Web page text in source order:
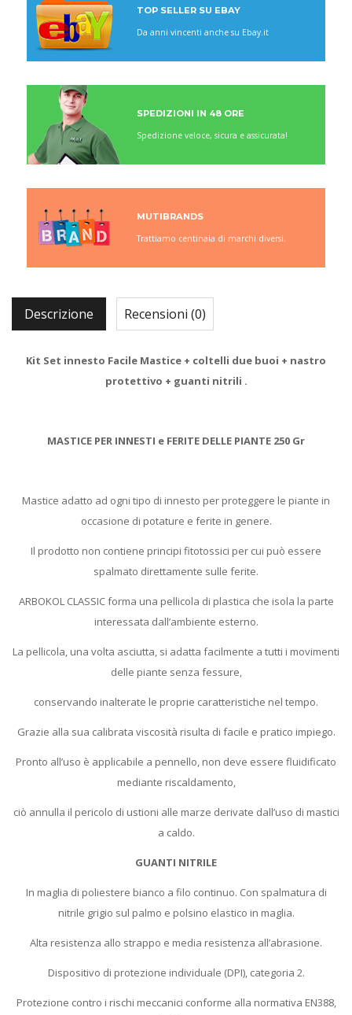
TOP SELLER SU EBAY
Da anni vincenti anche su Ebay.it
SPEDIZIONI IN 48 ORE
Spedizione veloce, sicura e assicurata!
MUTIBRANDS
Trattiamo centinaia di marchi diversi.
Descrizione Recensioni (0)
Kit Set innesto Facile Mastice + coltelli due buoi + nastro
protettivo + guanti nitrili .
MASTICE PER INNESTI e FERITE DELLE PIANTE 250 Gr
Mastice adatto ad ogni tipo di innesto per proteggere le piante in
occasione di potature e ferite in genere.
Il prodotto non contiene principi fitotossici per cui può essere
spalmato direttamente sulle ferite.
ARBOKOL CLASSIC forma una pellicola di plastica che isola la parte
interessata dall’ambiente esterno.
La pellicola, una volta asciutta, si adatta facilmente a tutti i movimenti
delle piante senza fessure,
conservando inalterate le proprie caratteristiche nel tempo.
Grazie alla sua calibrata viscosità risulta di facile e pratico impiego.
Pronto all’uso è applicabile a pennello, non deve essere fluidificato
mediante riscaldamento,
ciò annulla il pericolo di ustioni alle marze derivate dall’uso di mastici
a caldo.
GUANTI NITRILE
In maglia di poliestere bianco a filo continuo. Con spalmatura di
nitrile grigio sul palmo e polsino elastico in maglia.
Alta resistenza allo strappo e media resistenza all’abrasione.
Dispositivo di protezione individuale (DPI), categoria 2.
Protezione contro i rischi meccanici conforme alla normativa EN388,